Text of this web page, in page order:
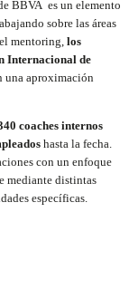
BBVA es un elemento
sobre las áreas
mentoring, los
Internacional de
una aproximación
coaches internos
hasta la fecha.
con un enfoque
mediante distintas
específicas.